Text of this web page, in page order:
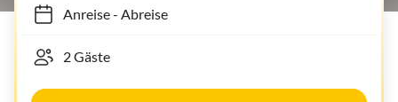
Anreise- Abreise